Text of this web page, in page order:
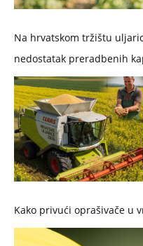
Na hrvatskom tržištu
nedostatak preradbenih
Kako privući oprašivače u